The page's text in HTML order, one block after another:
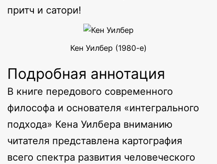
притч и сатори!
Кен Уилбер (1980-е)
Подробная аннотация
В книге передового современного
философа и основателя «интегрального
подхода» Кена Уилбера вниманию
читателя представлена картография
всего спектра развития человеческого